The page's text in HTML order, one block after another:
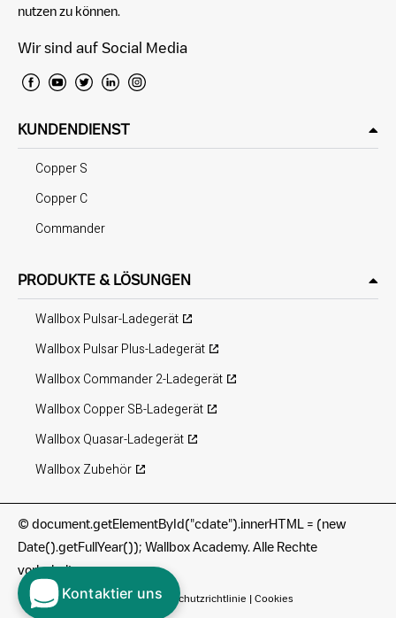
nutzen zu können.
Wir sind auf Social Media
KUNDENDIENST
Copper S
Copper C
Commander
PRODUKTE & LÖSUNGEN
Wallbox Pulsar-Ladegerät
Wallbox Pulsar Plus-Ladegerät
Wallbox Commander 2-Ladegerät
Wallbox Copper SB-Ladegerät
Wallbox Quasar-Ladegerät
Wallbox Zubehör
© document.getElementById("cdate").innerHTML = (new
Date().getFullYear()); Wallbox Academy. Alle Rechte
vorbehalten.
Nutzungsbedingungen|Datenschutzrichtlinie | Cookies
Kontaktier uns